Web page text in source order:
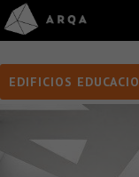
EDIFICIOS